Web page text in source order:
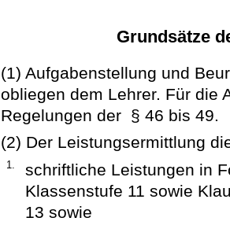
Grundsätze
(1) Aufgabenstellung und
obliegen dem Lehrer. Für die
Regelungen der § 46 bis 49.
(2) Der Leistungsermittlung
1.
schriftliche Leistungen in
Klassenstufe 11 sowie
13 sowie